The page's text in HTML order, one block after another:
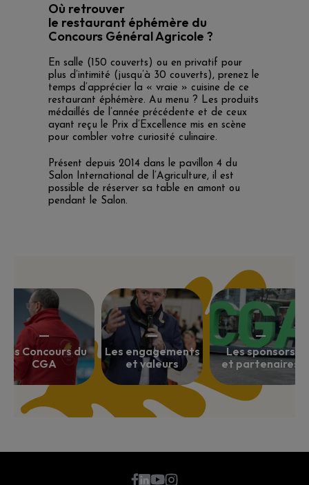
Où retrouver
le restaurant éphémère du
Concours Général Agricole ?
En salle (150 couverts) ou en privatif pour
plus d’intimité (jusqu’à 30 couverts), prenez le
temps d’apprécier la « vraie » cuisine de ce
restaurant éphémère. Au menu ? Les produits
médaillés de l’année précédente et de ceux
ayant reçu le Prix d’Excellence mis en scène
pour combler votre curiosité culinaire.
Présent depuis 2014 dans le pavillon 4 du
Salon International de l’Agriculture, il est
possible de réserver sa table en amont ou
pendant le Salon.
Les Concours du
CGA
Les engagements
et valeurs
Les sponsors
et partenaires